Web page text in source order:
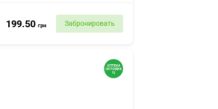
199.50 грн Забронировать